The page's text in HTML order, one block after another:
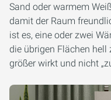
Sand oder warmem
damit der Raum
ist es, eine oder zwei
die übrigen Flächen
größer wirkt und nicht